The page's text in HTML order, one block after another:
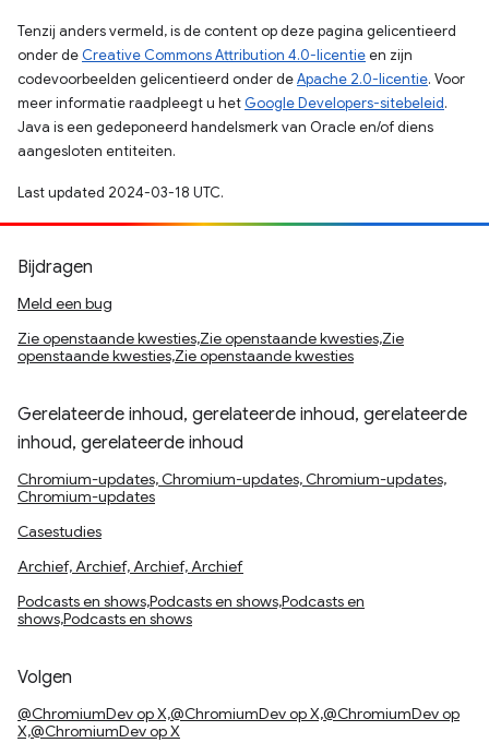
Tenzij anders vermeld, is de content op deze pagina gelicentieerd
onder de Creative Commons Attribution 4.0-licentieen zijn
codevoorbeelden gelicentieerd onder deApache 2.0-licentie. Voor
meer informatie raadpleegt u het Google Developers-sitebeleid.
Java is een gedeponeerd handelsmerk van Oracle en/of diens
aangesloten entiteiten.
Last updated 2024-03-18 UTC.
Bijdragen
Meld een bug
Zie openstaande kwesties,Zie openstaande kwesties,Zie
openstaande kwesties,Zie openstaande kwesties
Gerelateerde inhoud, gerelateerde inhoud, gerelateerde
inhoud, gerelateerde inhoud
Chromium-updates, Chromium-updates, Chromium-updates,
Chromium-updates
Casestudies
Archief, Archief, Archief, Archief
Podcasts en shows,Podcasts en shows,Podcasts en
shows,Podcasts en shows
Volgen
@ChromiumDev op X,@ChromiumDev op X,@ChromiumDev op
X,@ChromiumDev op X